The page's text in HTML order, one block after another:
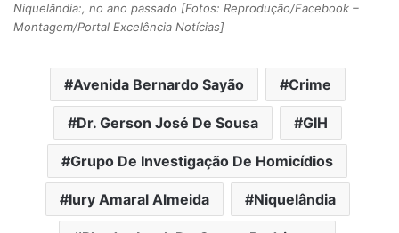
Niquelândia:, no ano passado [Fotos: Reprodução/Facebook –
Montagem/Portal Excelência Notícias]
Avenida Bernardo Sayão Crime
Dr. Gerson José De Sousa GIH
Grupo De Investigação De Homicídios
Iury Amaral Almeida Niquelândia